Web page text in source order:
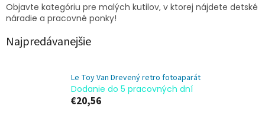
Objavte kategóriu pre malých kutilov, v ktorej nájdete detské
náradie a pracovné ponky!
Najpredávanejšie
Le Toy Van Drevený retro fotoaparát
Dodanie do 5 pracovných dní
€20,56